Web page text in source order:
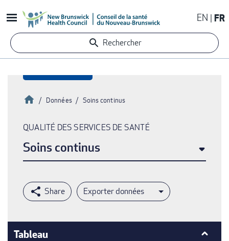
au
contenu
principal
EN FR
Rechercher
Fil
d'Ariane
Accueil
Données Soins continus
QUALITÉ DES SERVICES DE SANTÉ
Soins continus
Exporter données
Tableau